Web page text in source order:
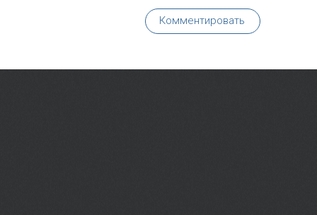
Комментировать